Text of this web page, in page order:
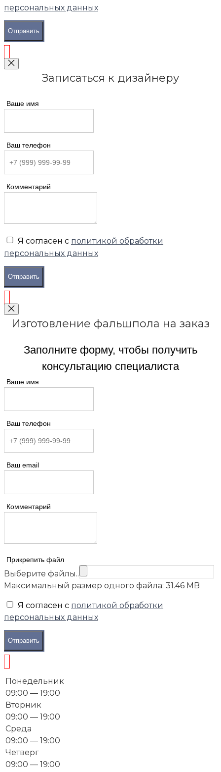
персональных данных
Отправить
Записаться к дизайнеру
Ваше имя
Ваш телефон
Комментарий
Я согласен с политикой обработки
персональных данных
Отправить
Изготовление фальшпола на заказ
Заполните форму, чтобы получить
консультацию специалиста
Ваше имя
Ваш телефон
Ваш email
Комментарий
Прикрепить файл
Выберите файлы..
Максимальный размер одного файла: 31.46 MB
Я согласен с политикой обработки
персональных данных
Отправить
Понедельник
09:00 — 19:00
Вторник
09:00 — 19:00
Среда
09:00 — 19:00
Четверг
09:00 — 19:00